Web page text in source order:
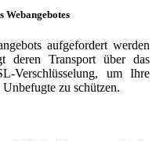
Webangebotes
aufgefordert werden
deren Transport über das
Verschlüsselung, um Ihre
zu schützen.